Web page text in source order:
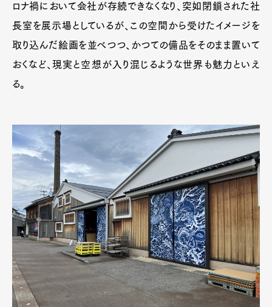
ロナ禍において会社が存続できなくなり、突如閉鎖された社
長室を展示場としているが、この空間から受けたイメージを
取り込んだ絵画を並べつつ、かつての備品をそのまま置いて
おくなど、現実と空想が入り混じるような世界も魅力といえ
る。